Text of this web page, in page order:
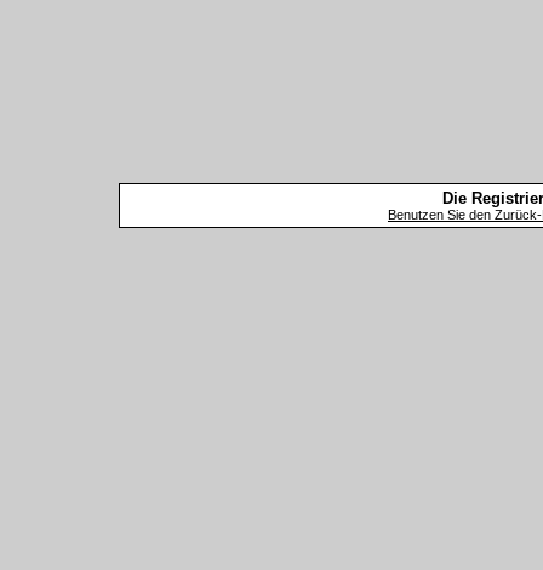
Die
Benutzen Sie den